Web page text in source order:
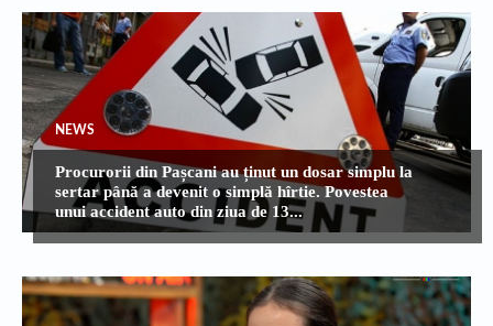
NEWS
Procurorii din Pașcani au ținut un dosar simplu la
sertar până a devenit o simplă hîrtie. Povestea
unui accident auto din ziua de 13...